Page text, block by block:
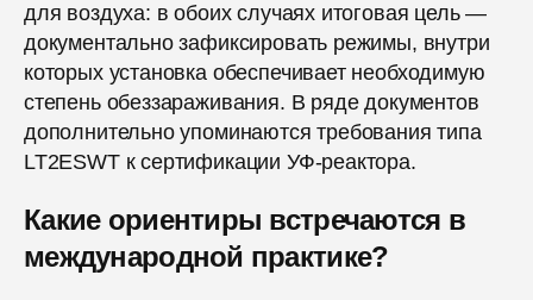
для воздуха: в обоих случаях итоговая цель —
документально зафиксировать режимы, внутри
которых установка обеспечивает необходимую
степень обеззараживания. В ряде документов
дополнительно упоминаются требования типа
LT2ESWT к сертификации УФ-реактора.
Какие ориентиры встречаются в
международной практике?